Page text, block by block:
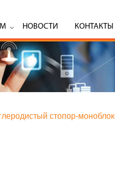
НОВОСТИ КОНТАКТЫ
стопор-моноблок